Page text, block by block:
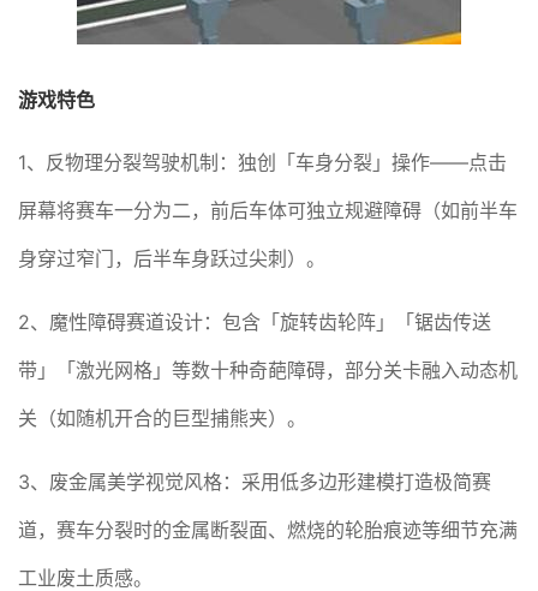
游戏特色
1、反物理分裂驾驶机制：独创「车身分裂」操作——点击
屏幕将赛车一分为二，前后车体可独立规避障碍（如前半车
身穿过窄门，后半车身跃过尖刺）。
2、魔性障碍赛道设计：包含「旋转齿轮阵」「锯齿传送
带」「激光网格」等数十种奇葩障碍，部分关卡融入动态机
关（如随机开合的巨型捕熊夹）。
3、废金属美学视觉风格：采用低多边形建模打造极简赛
道，赛车分裂时的金属断裂面、燃烧的轮胎痕迹等细节充满
工业废土质感。